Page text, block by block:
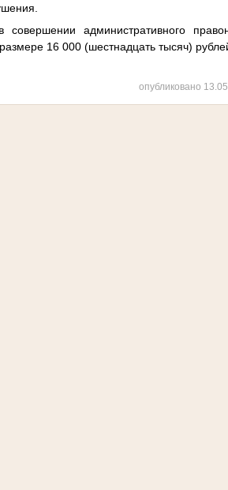
административного
16 000 (шестнадцать тысяч)
опубликовано